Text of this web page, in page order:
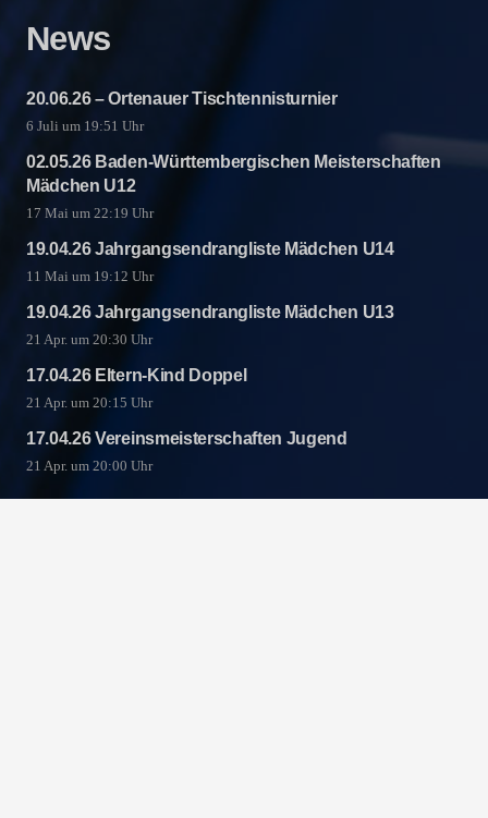
News
20.06.26 – Ortenauer Tischtennisturnier
6 Juli um 19:51 Uhr
02.05.26 Baden-Württembergischen Meisterschaften
Mädchen U12
17 Mai um 22:19 Uhr
19.04.26 Jahrgangsendrangliste Mädchen U14
11 Mai um 19:12 Uhr
19.04.26 Jahrgangsendrangliste Mädchen U13
21 Apr. um 20:30 Uhr
17.04.26 Eltern-Kind Doppel
21 Apr. um 20:15 Uhr
17.04.26 Vereinsmeisterschaften Jugend
21 Apr. um 20:00 Uhr